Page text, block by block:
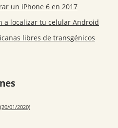
un iPhone 6 en 2017
a localizar tu celular Android
libres de transgénicos
(20/01/2020)